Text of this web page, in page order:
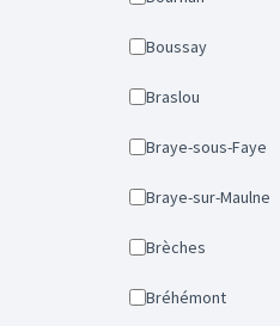
Boussay
Braslou
Braye-sous-Faye
Braye-sur-Maulne
Brèches
Bréhémont